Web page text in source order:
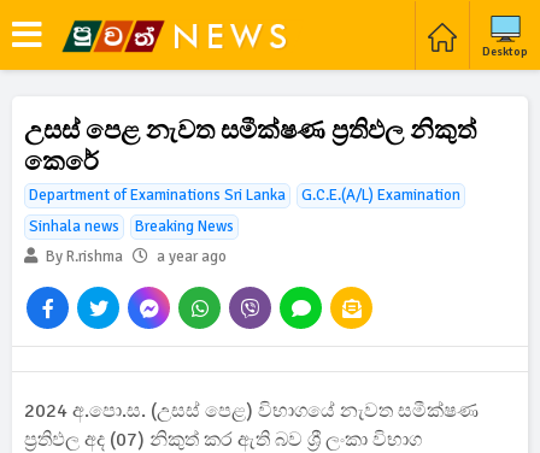
Desktop
උසස් පෙළ නැවත සමීක්ෂණ ප්‍රතිඵල නිකුත්
කෙරේ
Department of Examinations Sri Lanka
G.C.E.(A/L) Examination
Sinhala news
Breaking News
By R.rishma
a year ago
2024 අ.පො.ස. (උසස් පෙළ) විභාගයේ නැවත සමීක්ෂණ
ප්‍රතිඵල අද (07) නිකුත් කර ඇති බව ශ්‍රී ලංකා විභාග